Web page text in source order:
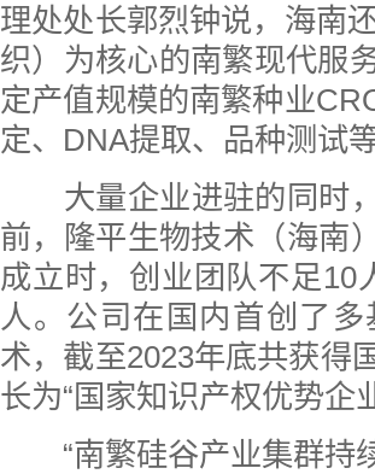
理处处长郭烈钟说，海南
织）为核心的南繁现代服
定产值规模的南繁种业
定、DNA提取、品种测试
大量企业进驻的同时
前，隆平生物技术（海南
成立时，创业团队不足10
人。公司在国内首创了
术，截至2023年底共获得
长为“国家知识产权优势企业
“南繁硅谷产业集群持